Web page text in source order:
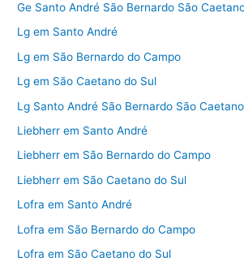
Ge Santo André São Bernardo São
Lg em Santo André
Lg em São Bernardo do Campo
Lg em São Caetano do Sul
Lg Santo André São Bernardo São
Liebherr em Santo André
Liebherr em São Bernardo do Campo
Liebherr em São Caetano do Sul
Lofra em Santo André
Lofra em São Bernardo do Campo
Lofra em São Caetano do Sul